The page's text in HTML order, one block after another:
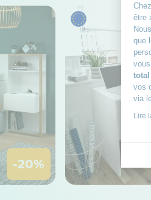
être
que
total
vos
via
Lire
-20%